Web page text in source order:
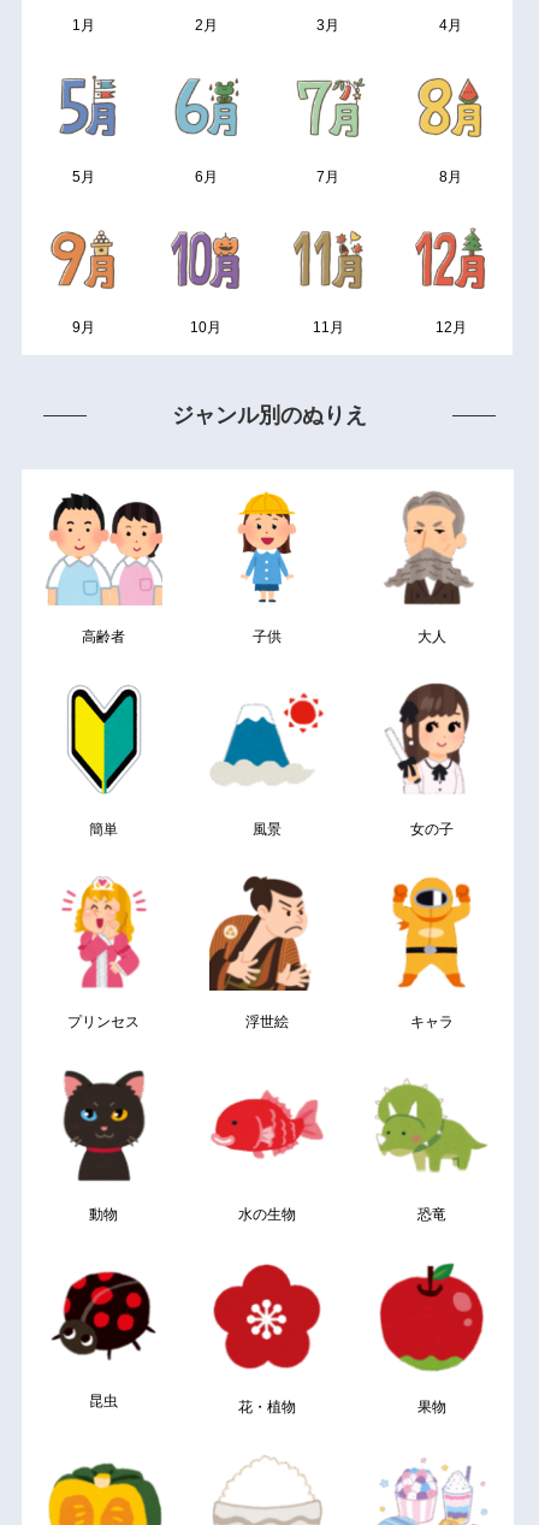
1月 2月 3月 4月
5月 6月 7月 8月
9月 10月 11月 12月
ジャンル別のぬりえ
高齢者 子供 大人
簡単 風景 女の子
プリンセス 浮世絵 キャラ
動物 水の生物 恐竜
昆虫 花・植物 果物